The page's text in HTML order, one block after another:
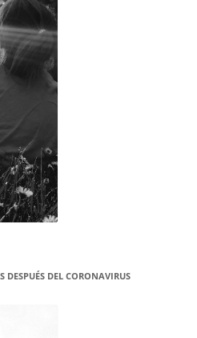
DESPUÉS DEL CORONAVIRUS